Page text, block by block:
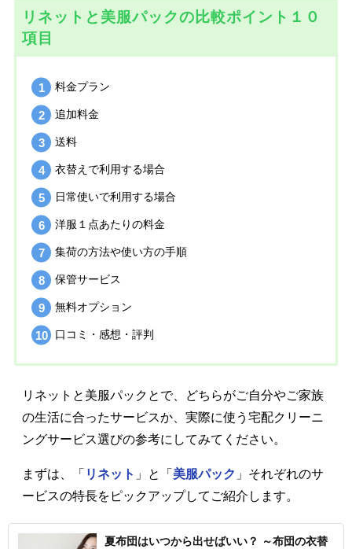
リネットと美服パックの比較ポイント１０
項目
料金プラン
追加料金
送料
衣替えで利用する場合
日常使いで利用する場合
洋服１点あたりの料金
集荷の方法や使い方の手順
保管サービス
無料オプション
口コミ・感想・評判
リネットと美服パックとで、どちらがご自分やご家族
の生活に合ったサービスか、実際に使う宅配クリーニ
ングサービス選びの参考にしてみてください。
まずは、「 リネット 」と「 美服パック 」それぞれのサ
ービスの特長をピックアップしてご紹介します。
夏布団はいつから出せばいい？ ～布団の衣替